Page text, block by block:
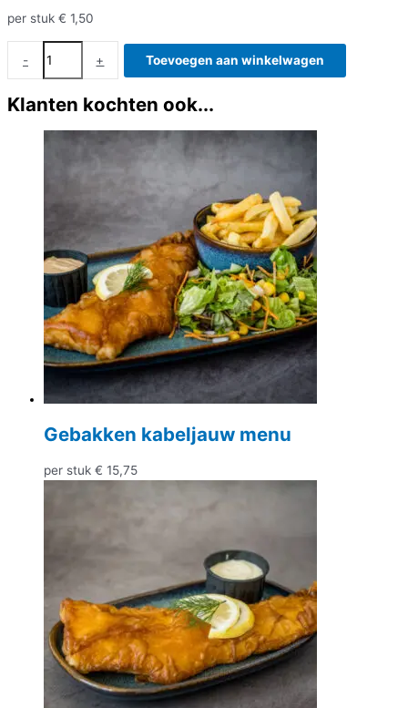
per stuk € 1,50
-
aantal
+ Toevoegen aan winkelwagen
Klanten kochten ook...
Gebakken kabeljauw menu
per stuk € 15,75